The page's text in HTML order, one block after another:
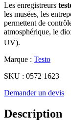
Les enregistreurs
les musées, les
permettent de
atmosphérique, le
UV).
Marque : Testo
SKU : 0572 1623
Demander un devis
Description